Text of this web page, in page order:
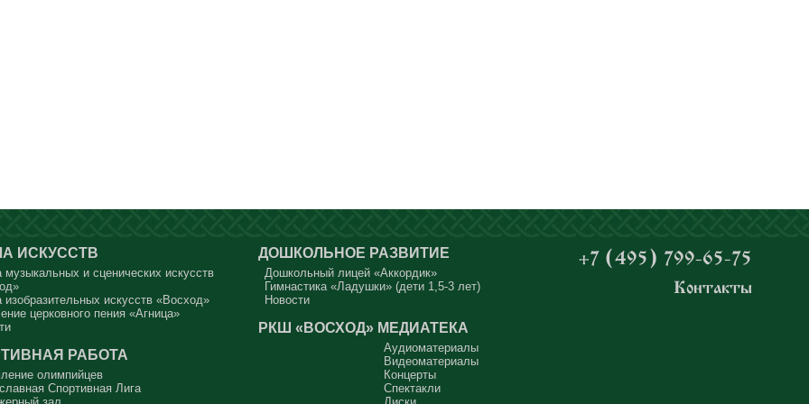
ИСКУССТВ
и сценических искусств
искусств «Восход»
церковного пения «Агница»
РАБОТА
олимпийцев
Спортивная Лига
ДОШКОЛЬНОЕ РАЗВИТИЕ
Дошкольный лицей «Аккордик»
Гимнастика «Ладушки» (дети 1,5-3 лет)
Новости
РКШ «ВОСХОД» МЕДИАТЕКА
Аудиоматериалы
Видеоматериалы
Концерты
Спектакли
+7 (495) 799-65-75
Контакты